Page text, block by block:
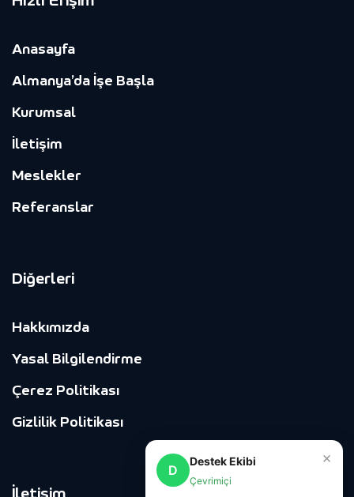
Anasayfa
Almanya’da İşe Başla
Kurumsal
İletişim
Meslekler
Referanslar
Diğerleri
Hakkımızda
Yasal Bilgilendirme
Çerez Politikası
Gizlilik Politikası
İletişim
×
D
Destek Ekibi
Çevrimiçi